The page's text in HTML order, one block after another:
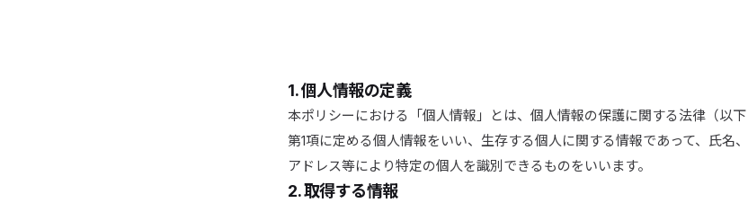
1. 個人情報の定義
本ポリシーにおける「個人情報」とは、個人情報の保護に関する法律（以
第1項に定める個人情報をいい、生存する個人に関する情報であって、氏名
アドレス等により特定の個人を識別できるものをいいます。
2. 取得する情報